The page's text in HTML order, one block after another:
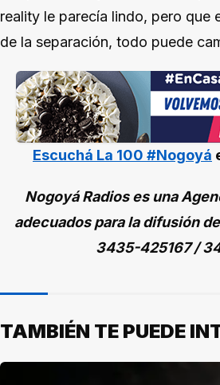
reality le parecía lindo, pero que
de la separación, todo puede
Escuchá La 100 #Nogoyá
Nogoyá Radios es una
adecuados para la difusión
3435-425167 /
TAMBIÉN TE PUEDE